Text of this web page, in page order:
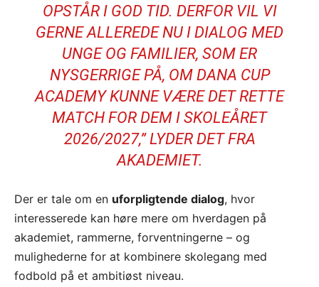
OPSTÅR I GOD TID. DERFOR VIL VI
GERNE ALLEREDE NU I DIALOG MED
UNGE OG FAMILIER, SOM ER
NYSGERRIGE PÅ, OM DANA CUP
ACADEMY KUNNE VÆRE DET RETTE
MATCH FOR DEM I SKOLEÅRET
2026/2027,” LYDER DET FRA
AKADEMIET.
Der er tale om en uforpligtende dialog, hvor
interesserede kan høre mere om hverdagen på
akademiet, rammerne, forventningerne – og
mulighederne for at kombinere skolegang med
fodbold på et ambitiøst niveau.